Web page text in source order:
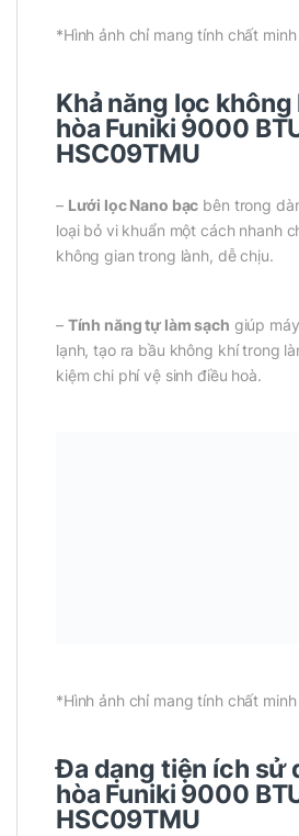
*Hình ảnh chỉ mang tính chất minh
Khả năng lọc
hòa Funiki 9000
HSC09TMU
– Lưới lọc Nano bạc bên trong
loại bỏ vi khuẩn một cách nhanh
không gian trong lành, dễ chịu.
– Tính năng tự làm sạch giúp
lạnh, tạo ra bầu không khí trong
kiệm chi phí vệ sinh điều hoà.
*Hình ảnh chỉ mang tính chất minh
Đa dạng tiện ích sử
hòa Funiki 9000
HSC09TMU